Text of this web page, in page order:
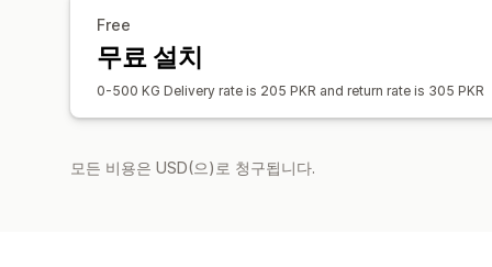
Free
무료 설치
0-500 KG Delivery rate is 205 PKR and return rate is 305 PKR
모든 비용은 USD(으)로 청구됩니다.